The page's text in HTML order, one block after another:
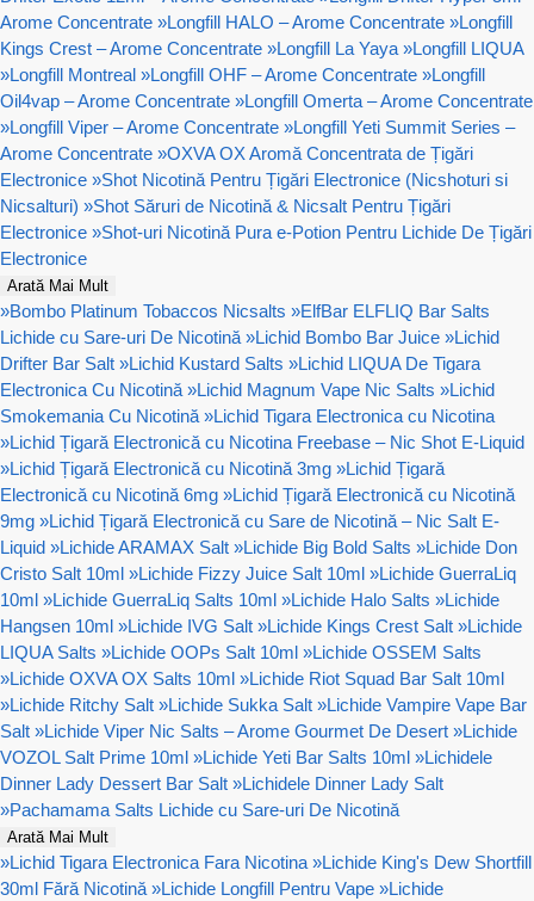
Arome Concentrate »Longfill HALO – Arome Concentrate »Longfill
Kings Crest – Arome Concentrate »Longfill La Yaya »Longfill LIQUA
»Longfill Montreal »Longfill OHF – Arome Concentrate »Longfill
Oil4vap – Arome Concentrate »Longfill Omerta – Arome Concentrate
»Longfill Viper – Arome Concentrate »Longfill Yeti Summit Series –
Arome Concentrate »OXVA OX Aromă Concentrata de Țigări
Electronice »Shot Nicotină Pentru Țigări Electronice (Nicshoturi si
Nicsalturi) »Shot Săruri de Nicotină & Nicsalt Pentru Țigări
Electronice »Shot-uri Nicotină Pura e-Potion Pentru Lichide De Țigări
Electronice
Arată Mai Mult
»Bombo Platinum Tobaccos Nicsalts »ElfBar ELFLIQ Bar Salts
Lichide cu Sare-uri De Nicotină »Lichid Bombo Bar Juice »Lichid
Drifter Bar Salt »Lichid Kustard Salts »Lichid LIQUA De Tigara
Electronica Cu Nicotină »Lichid Magnum Vape Nic Salts »Lichid
Smokemania Cu Nicotină »Lichid Tigara Electronica cu Nicotina
»Lichid Țigară Electronică cu Nicotina Freebase – Nic Shot E-Liquid
»Lichid Țigară Electronică cu Nicotină 3mg »Lichid Țigară
Electronică cu Nicotină 6mg »Lichid Țigară Electronică cu Nicotină
9mg »Lichid Țigară Electronică cu Sare de Nicotină – Nic Salt E-
Liquid »Lichide ARAMAX Salt »Lichide Big Bold Salts »Lichide Don
Cristo Salt 10ml »Lichide Fizzy Juice Salt 10ml »Lichide GuerraLiq
10ml »Lichide GuerraLiq Salts 10ml »Lichide Halo Salts »Lichide
Hangsen 10ml »Lichide IVG Salt »Lichide Kings Crest Salt »Lichide
LIQUA Salts »Lichide OOPs Salt 10ml »Lichide OSSEM Salts
»Lichide OXVA OX Salts 10ml »Lichide Riot Squad Bar Salt 10ml
»Lichide Ritchy Salt »Lichide Sukka Salt »Lichide Vampire Vape Bar
Salt »Lichide Viper Nic Salts – Arome Gourmet De Desert »Lichide
VOZOL Salt Prime 10ml »Lichide Yeti Bar Salts 10ml »Lichidele
Dinner Lady Dessert Bar Salt »Lichidele Dinner Lady Salt
»Pachamama Salts Lichide cu Sare-uri De Nicotină
Arată Mai Mult
»Lichid Tigara Electronica Fara Nicotina »Lichide King's Dew Shortfill
30ml Fără Nicotină »Lichide Longfill Pentru Vape »Lichide